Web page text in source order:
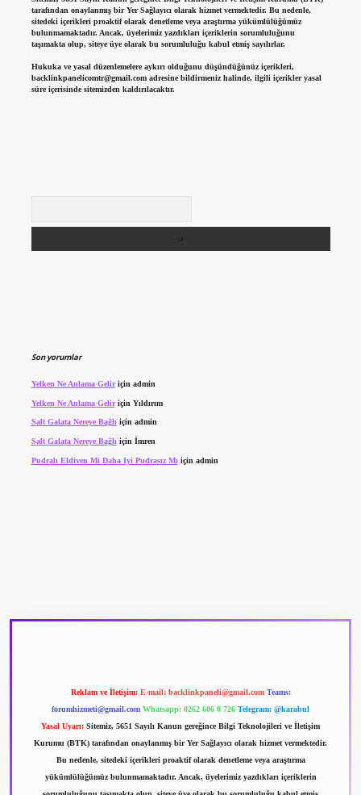
tarafından onaylanmış bir Yer Sağlayıcı olarak hizmet vermektedir. Bu nedenle,
sitedeki içerikleri proaktif olarak denetleme veya araştırma yükümlülüğümüz
bulunmamaktadır. Ancak, üyelerimiz yazdıkları içeriklerin sorumluluğunu
taşımakta olup, siteye üye olarak bu sorumluluğu kabul etmiş sayılırlar.
Hukuka ve yasal düzenlemelere aykırı olduğunu düşündüğünüz içerikleri,
backlinkpanelicomtr@gmail.comadresine bildirmeniz halinde, ilgili içerikler yasal
süre içerisinde sitemizden kaldırılacaktır.
Son yorumlar
Yelken Ne Anlama Geliriçin admin
Yelken Ne Anlama Geliriçin Yıldırım
Salt Galata Nereye Bağlıiçin admin
Salt Galata Nereye Bağlı için İmren
Pudralı Eldiven Mi Daha Iyi Pudrasız Mı için admin
Reklam ve İletişim: E-mail: backlinkpaneli@gmail.com Teams:
forumhizmeti@gmail.com Whatsapp: 0262 606 0 726 Telegram: @karabul
Yasal Uyarı: Sitemiz, 5651 Sayılı Kanun gereğince Bilgi Teknolojileri ve İletişim
Kurumu (BTK) tarafından onaylanmış bir Yer Sağlayıcı olarak hizmet vermektedir.
Bu nedenle, sitedeki içerikleri proaktif olarak denetleme veya araştırma
yükümlülüğümüz bulunmamaktadır. Ancak, üyelerimiz yazdıkları içeriklerin